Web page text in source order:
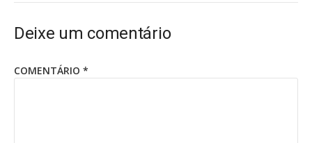
Deixe um comentário
COMENTÁRIO *